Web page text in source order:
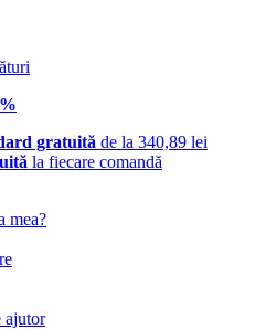
gratuită de la 340,89 lei
la fiecare comandă
mea?
ajutor